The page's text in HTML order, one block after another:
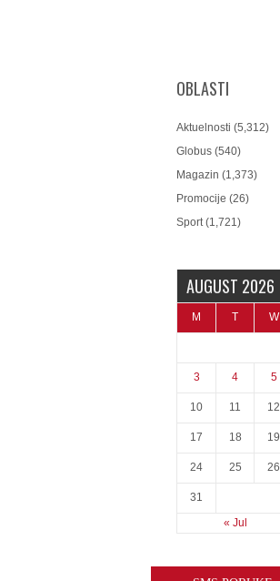
OBLASTI
Aktuelnosti (5,312)
Globus (540)
Magazin (1,373)
Promocije (26)
Sport(1,721)
AUGUST 2026
M T W
« Jul
3 4 5
10 11 12
17 18 19
24 25 26
31